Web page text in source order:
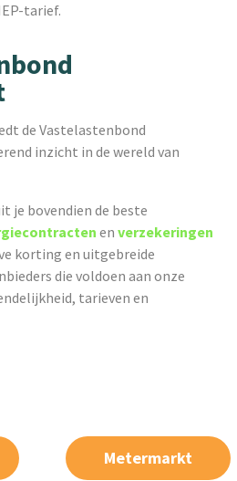
tarief.
de Vastelastenbond
inzicht in de wereld van
je bovendien de beste
enverzekeringen
korting en uitgebreide
die voldoen aan onze
tarieven en
Metermarkt